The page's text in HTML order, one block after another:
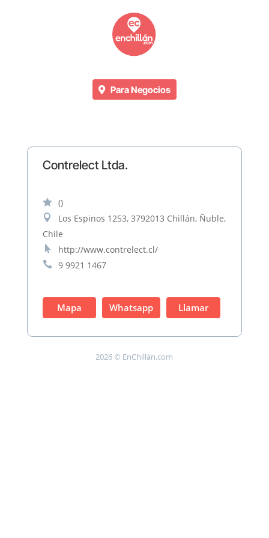
Para Negocios
Contrelect Ltda.
 ()

Los Espinos 1253, 3792013 Chillán, Ñuble,
Chile
 http://www.contrelect.cl/
 9 9921 1467
Mapa Whatsapp Llamar
2026 © EnChillán.com